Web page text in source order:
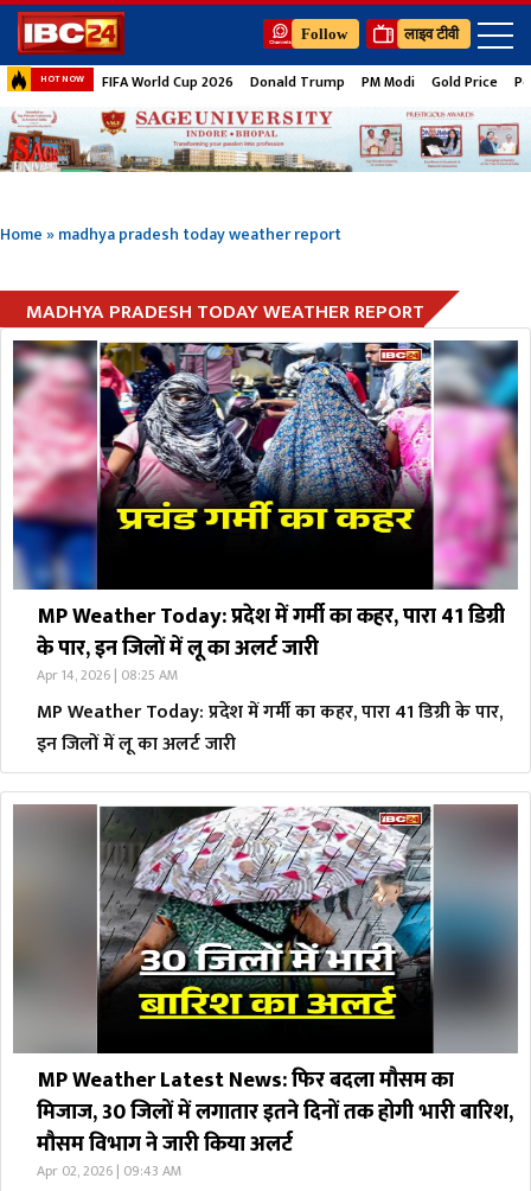
Follow लाइव टीवी
HOT NOW FIFA World Cup 2026 Donald Trump PM Modi Gold Price
Home»madhya pradesh today weather report
MADHYA PRADESH TODAY WEATHER REPORT
MP Weather Today: प्रदेश में गर्मी का कहर, पारा 41 डिग्री
के पार, इन जिलों में लू का अलर्ट जारी
Apr 14, 2026 | 08:25 AM
MP Weather Today: प्रदेश में गर्मी का कहर, पारा 41 डिग्री के पार,
इन जिलों में लू का अलर्ट जारी
MP Weather Latest News: फिर बदला मौसम का
मिजाज, 30 जिलों में लगातार इतने दिनों तक होगी भारी बारिश,
मौसम विभाग ने जारी किया अलर्ट
Apr 02, 2026 | 09:43 AM